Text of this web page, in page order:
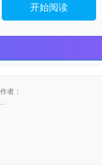
开始阅读
作者：